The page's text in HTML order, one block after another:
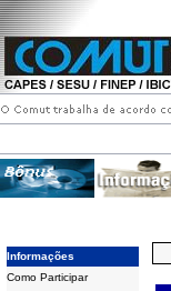
Informações
Como Participar